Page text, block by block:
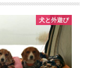
犬と外遊び